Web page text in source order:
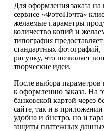
Для оформления заказа на
сервисе «ФотоПочта»
желаемые параметры
количество копий и
типография
стандартных фотографий,
рисунку, что позволяет
творческие идеи.
После выбора параметров
к оформлению заказа. На
банковской картой через
сайте, так и в
удобно и быстро, но и
защиты платежных